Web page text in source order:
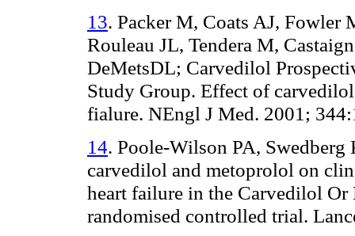
13. Packer M, Coats AJ, Fowler
Rouleau JL, Tendera M,
DeMetsDL; Carvedilol
Study Group. Effect of
fialure. NEngl J Med. 2001;
14. Poole-Wilson PA,
carvedilol and metoprolol on
heart failure in the Carvedilol
randomised controlled trial.